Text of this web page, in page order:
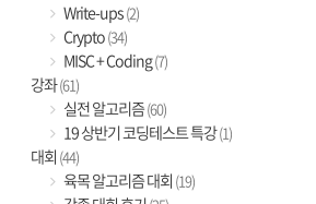
Write-ups(2)
Crypto(34)
MISC + Coding(7)
강좌(61)
실전 알고리즘(60)
19 상반기 코딩테스트 특강(1)
대회 (44)
육목 알고리즘 대회 (19)